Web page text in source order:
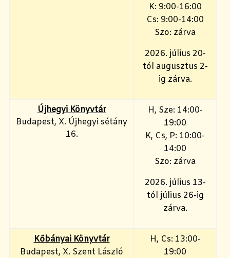
K: 9:00-16:00
Cs: 9:00-14:00
Szo: zárva
2026. július 20-
tól augusztus 2-
ig zárva.
Újhegyi Könyvtár
Budapest, X. Újhegyi sétány
16.
H, Sze: 14:00-
19:00
K, Cs, P: 10:00-
14:00
Szo: zárva
2026. július 13-
tól július 26-ig
zárva.
Kőbányai Könyvtár
Budapest, X. Szent László
H, Cs: 13:00-
19:00